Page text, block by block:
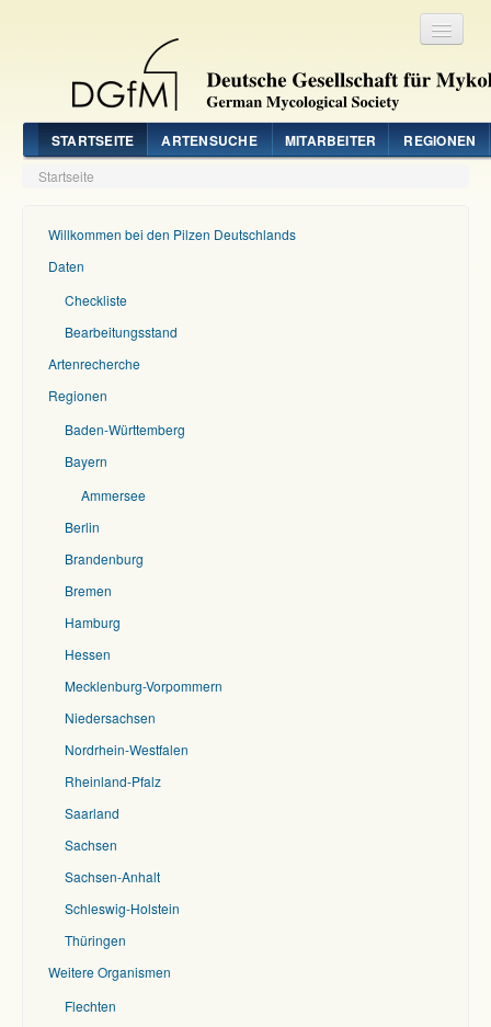
STARTSEITE ARTENSUCHE MITARBEITER REGIONEN
Startseite
Willkommen bei den Pilzen Deutschlands
Daten
Checkliste
Bearbeitungsstand
Artenrecherche
Regionen
Baden-Württemberg
Bayern
Ammersee
Berlin
Brandenburg
Bremen
Hamburg
Hessen
Mecklenburg-Vorpommern
Niedersachsen
Nordrhein-Westfalen
Rheinland-Pfalz
Saarland
Sachsen
Sachsen-Anhalt
Schleswig-Holstein
Thüringen
Weitere Organismen
Flechten